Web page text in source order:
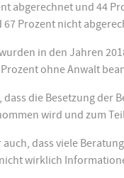
abgerechnet und 44
67 Prozent nicht
in den Jahren
ohne Anwalt
dass die Besetzung der
wird und zum
dass viele
wirklich